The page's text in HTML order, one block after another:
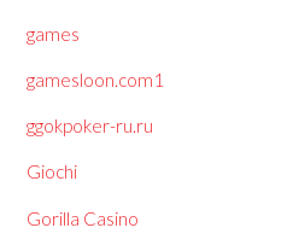
games
gamesloon.com1
ggokpoker-ru.ru
Giochi
Gorilla Casino